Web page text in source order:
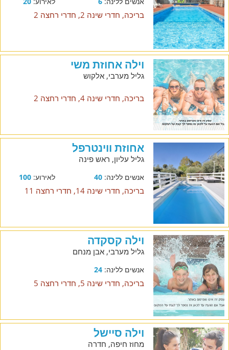
בריכה, חדרי שינה 2, חדרי רחצה 2
וילה אחוזת משי
גליל מערבי, אלקוש
בריכה, חדרי שינה 4, חדרי רחצה 2
אחוזת ווינטרפל
גליל עליון, ראש פינה
אנשים ללינה:40 לאירוע:100
בריכה, חדרי שינה 14, חדרי רחצה 11
וילה קסקדה
גליל מערבי, אבן מנחם
אנשים ללינה:24
בריכה, חדרי שינה 5, חדרי רחצה 5
וילה סיישל
מחוז חיפה, חדרה